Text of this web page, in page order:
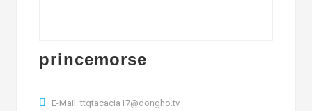
princemorse
E-Mail: ttqtacacia17@dongho.tv